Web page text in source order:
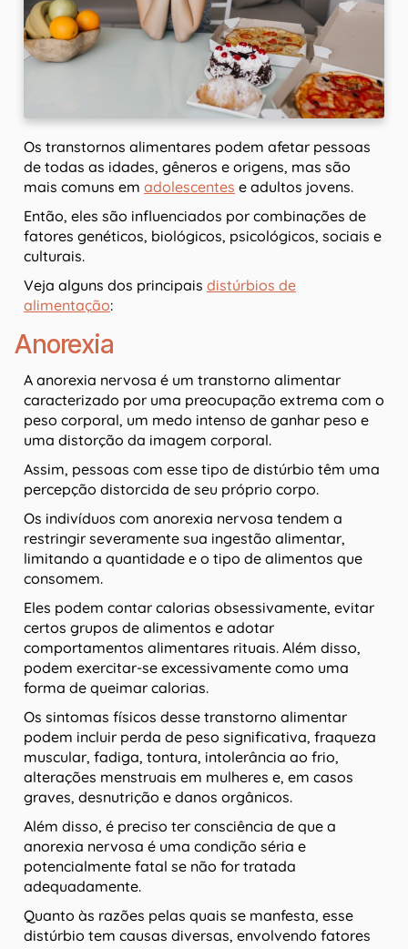
Os transtornos alimentares podem afetar pessoas
de todas as idades, gêneros e origens, mas são
mais comuns em adolescentes e adultos jovens.
Então, eles são influenciados por combinações de
fatores genéticos, biológicos, psicológicos, sociais e
culturais.
Veja alguns dos principais distúrbios de
alimentação:
Anorexia
A anorexia nervosa é um transtorno alimentar
caracterizado por uma preocupação extrema com o
peso corporal, um medo intenso de ganhar peso e
uma distorção da imagem corporal.
Assim, pessoas com esse tipo de distúrbio têm uma
percepção distorcida de seu próprio corpo.
Os indivíduos com anorexia nervosa tendem a
restringir severamente sua ingestão alimentar,
limitando a quantidade e o tipo de alimentos que
consomem.
Eles podem contar calorias obsessivamente, evitar
certos grupos de alimentos e adotar
comportamentos alimentares rituais. Além disso,
podem exercitar-se excessivamente como uma
forma de queimar calorias.
Os sintomas físicos desse transtorno alimentar
podem incluir perda de peso significativa, fraqueza
muscular, fadiga, tontura, intolerância ao frio,
alterações menstruais em mulheres e, em casos
graves, desnutrição e danos orgânicos.
Além disso, é preciso ter consciência de que a
anorexia nervosa é uma condição séria e
potencialmente fatal se não for tratada
adequadamente.
Quanto às razões pelas quais se manfesta, esse
distúrbio tem causas diversas, envolvendo fatores